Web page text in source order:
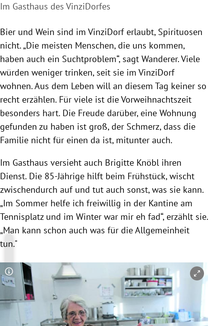
Im Gasthaus des VinziDorfes
Bier und Wein sind im VinziDorferlaubt, Spirituosen
nicht. „Die meisten Menschen, die uns kommen,
haben auch ein Suchtproblem“, sagt Wanderer. Viele
würden weniger trinken, seit sie im VinziDorf
wohnen. Aus dem Leben will an diesem Tag keiner so
recht erzählen. Für viele ist die Vorweihnachtszeit
besonders hart. Die Freude darüber, eine Wohnung
gefunden zu haben ist groß, der Schmerz, dass die
Familie nicht für einen da ist, mitunter auch.
Im Gasthaus versieht auch Brigitte Knöbl ihren
Dienst. Die 85-Jährige hilft beim Frühstück, wischt
zwischendurch auf und tut auch sonst, was sie kann.
„Im Sommer helfe ich freiwillig in der Kantine am
Tennisplatz und im Winter war mir eh fad“, erzählt sie.
„Man kann schon auch was für die Allgemeinheit
tun."
Copyright-Hinweis öffnen/schließen